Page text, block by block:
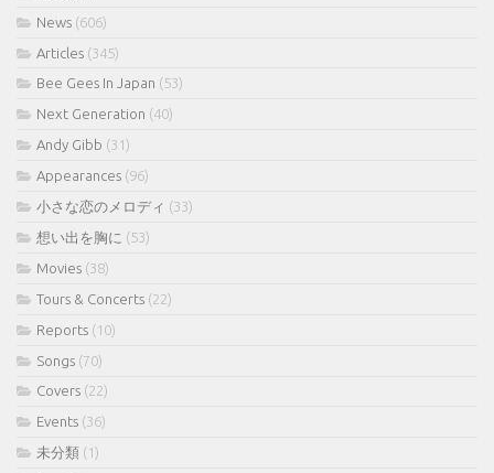
News (606)
Articles (345)
Bee Gees In Japan (53)
Next Generation (40)
Andy Gibb (31)
Appearances (96)
小さな恋のメロディ (33)
想い出を胸に (53)
Movies (38)
Tours & Concerts (22)
Reports (10)
Songs (70)
Covers (22)
Events (36)
未分類 (1)